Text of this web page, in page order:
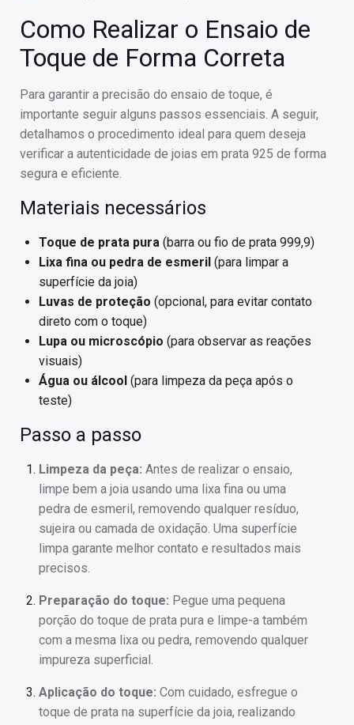
Como Realizar o Ensaio de
Toque de Forma Correta
Para garantir a precisão do ensaio de toque, é
importante seguir alguns passos essenciais. A seguir,
detalhamos o procedimento ideal para quem deseja
verificar a autenticidade de joias em prata 925 de forma
segura e eficiente.
Materiais necessários
Toque de prata pura (barra ou fio de prata 999,9)
Lixa fina ou pedra de esmeril (para limpar a
superfície da joia)
Luvas de proteção (opcional, para evitar contato
direto com o toque)
Lupa ou microscópio (para observar as reações
visuais)
Água ou álcool (para limpeza da peça após o
teste)
Passo a passo
Limpeza da peça: Antes de realizar o ensaio,
limpe bem a joia usando uma lixa fina ou uma
pedra de esmeril, removendo qualquer resíduo,
sujeira ou camada de oxidação. Uma superfície
limpa garante melhor contato e resultados mais
precisos.
Preparação do toque: Pegue uma pequena
porção do toque de prata pura e limpe-a também
com a mesma lixa ou pedra, removendo qualquer
impureza superficial.
Aplicação do toque: Com cuidado, esfregue o
toque de prata na superfície da joia, realizando